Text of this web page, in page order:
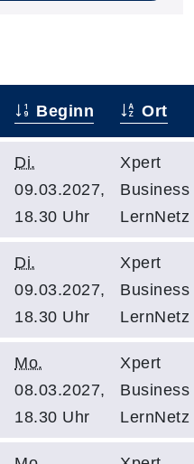
Beginn Ort
Di.
09.03.2027,
18.30 Uhr
Xpert
Business
LernNetz
Di.
09.03.2027,
18.30 Uhr
Xpert
Business
LernNetz
Mo.
08.03.2027,
18.30 Uhr
Xpert
Business
LernNetz